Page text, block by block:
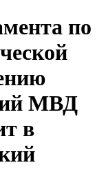
по
МВД
в